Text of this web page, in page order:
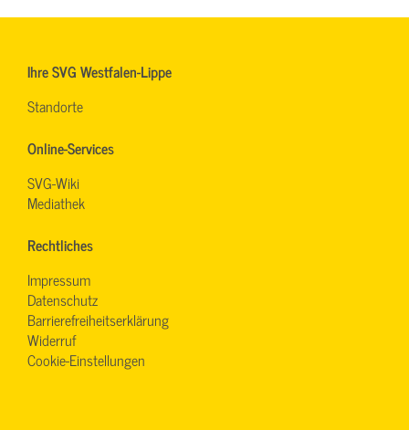
Ihre SVG Westfalen-Lippe
Standorte
Online-Services
SVG-Wiki
Mediathek
Rechtliches
Impressum
Datenschutz
Barrierefreiheitserklärung
Widerruf
Cookie-Einstellungen